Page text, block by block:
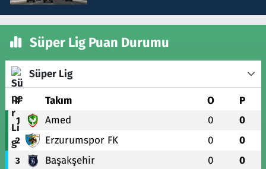
Süper Lig Puan Durumu
Süper Lig
# Takım O P
1 Amed 0 0
2 Erzurumspor FK 0 0
3 Başakşehir 0 0